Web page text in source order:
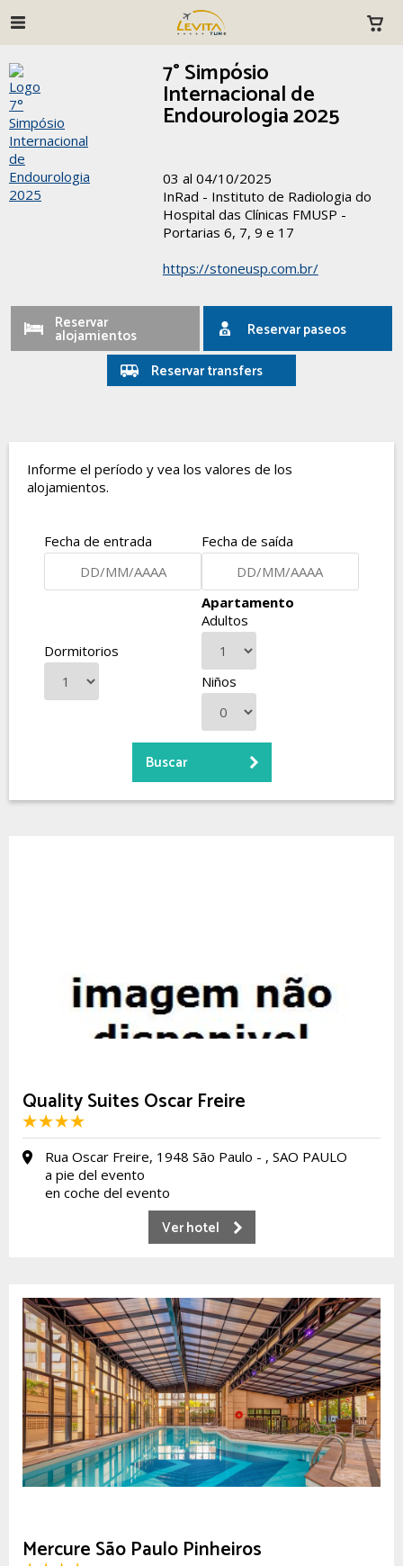
7° Simpósio
Internacional de
Endourologia 2025
03 al 04/10/2025
InRad - Instituto de Radiologia do
Hospital das Clínicas FMUSP -
Portarias 6, 7, 9 e 17
https://stoneusp.com.br/
Reservar
alojamientos
Reservar paseos
Reservar transfers
Informe el período y vea los valores de los
alojamientos.
Fecha de entrada Fecha de saída
Dormitorios
Apartamento
Adultos
Niños
Quality Suites Oscar Freire
Rua Oscar Freire, 1948 São Paulo - , SAO PAULO
a pie del evento
en coche del evento
Ver hotel
Mercure São Paulo Pinheiros